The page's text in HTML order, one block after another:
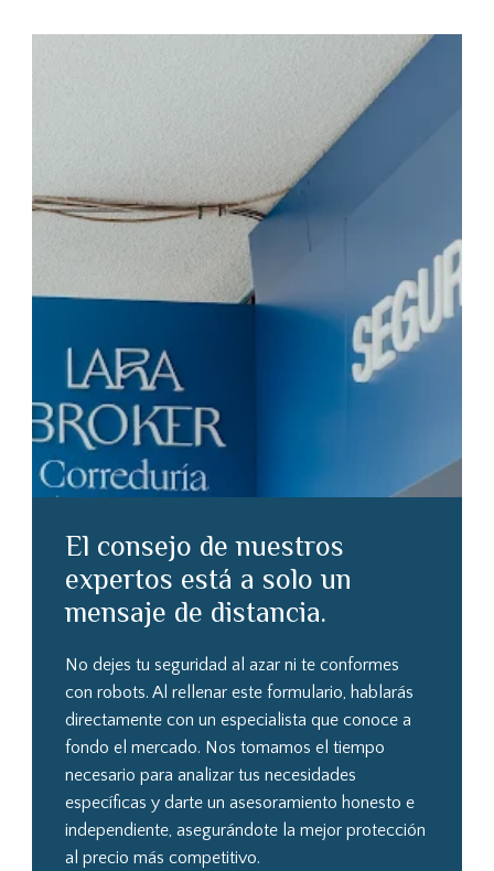
El consejo de nuestros
expertos está a solo un
mensaje de distancia.
No dejes tu seguridad al azar ni te conformes
con robots. Al rellenar este formulario, hablarás
directamente con un especialista que conoce a
fondo el mercado. Nos tomamos el tiempo
necesario para analizar tus necesidades
específicas y darte un asesoramiento honesto e
independiente, asegurándote la mejor protección
al precio más competitivo.